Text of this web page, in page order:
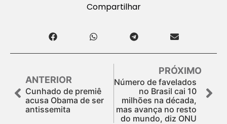
Compartilhar
ANTERIOR
Cunhado de premiê
acusa Obama de ser
antissemita
PRÓXIMO
Número de favelados
no Brasil cai 10
milhões na década,
mas avança no resto
do mundo, diz ONU